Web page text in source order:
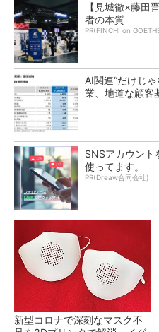
【見城徹×藤田
者の本質
PR(FINCHI on
AI関連“だけじ
業、地道な顧客
SNSアカウント
使ってます。
PR(Dreaw合同会社)
新型コロナで深刻なマスク不